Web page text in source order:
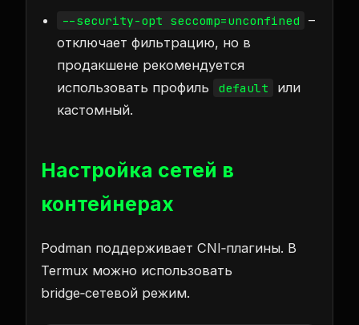
--security-opt seccomp=unconfined
–
отключает фильтрацию, но в
продакшене рекомендуется
использовать профиль
default
или
кастомный.
Настройка сетей в
контейнерах
Podman поддерживает CNI‑плагины. В
Termux можно использовать
bridge‑сетевой режим.